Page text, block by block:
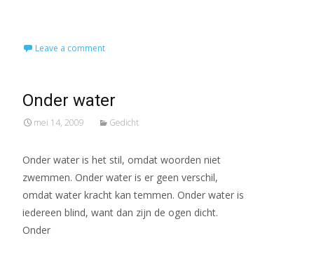
Leave a comment
Onder water
mei 14, 2009 Gedicht
Onder water is het stil, omdat woorden niet
zwemmen. Onder water is er geen verschil,
omdat water kracht kan temmen. Onder water is
iedereen blind, want dan zijn de ogen dicht.
Onder